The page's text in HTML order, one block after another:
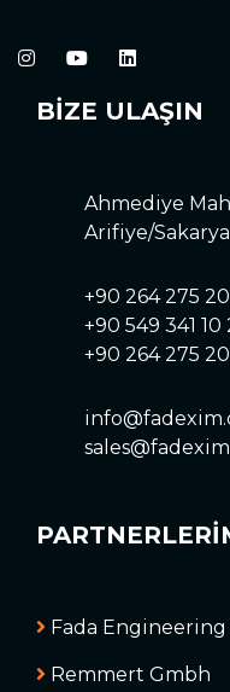
BİZE ULAŞIN
Ahmediye
Arifiye/Sakarya
+90 264 275 20
+90 549 341 10
+90 264 275
Fada Engineering
Remmert Gmbh